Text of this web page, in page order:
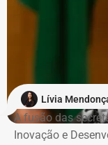
bicicletário
cidade, o novo
com a operação
cadastrados
necessidade de
Também haverá
disponibilidade de
Lívia
A fusão das
Inovação e